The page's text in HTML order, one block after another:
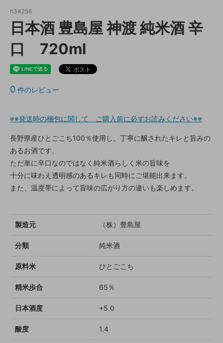
h34256
日本酒 豊島屋 神渡 純米酒 辛
口 720ml
0 件のレビュー
※※発送時の梱包に関して ご購入前に必ずお読みください※※
長野県産ひとごこち100％使用し、丁寧に醸されたキレと旨みの
あるお酒です。
ただ単に辛口なのではなく純米酒らしく米の旨味を
十分に味わえ透明感のあるキレも同時にご堪能出来ます。
また、温度帯によって旨味の広がり方の違いも楽しめます。
製造元 （株）豊島屋
分類 純米酒
原料米 ひとごこち
精米歩合 65％
日本酒度 +5.0
酸度 1.4